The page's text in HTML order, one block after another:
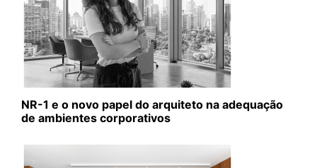
NR-1 e o novo papel do arquiteto na adequação
de ambientes corporativos